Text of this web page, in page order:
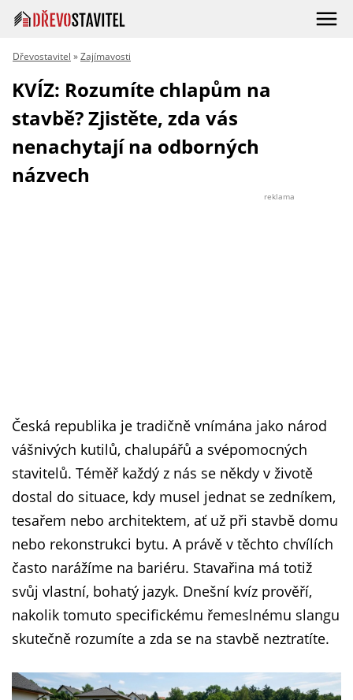
Dřevostavitel »Zajímavosti
KVÍZ: Rozumíte chlapům na
stavbě? Zjistěte, zda vás
nenachytají na odborných
názvech
reklama
Česká republika je tradičně vnímána jako národ
vášnivých kutilů, chalupářů a svépomocných
stavitelů. Téměř každý z nás se někdy v životě
dostal do situace, kdy musel jednat se zedníkem,
tesařem nebo architektem, ať už při stavbě domu
nebo rekonstrukci bytu. A právě v těchto chvílích
často narážíme na bariéru. Stavařina má totiž
svůj vlastní, bohatý jazyk. Dnešní kvíz prověří,
nakolik tomuto specifickému řemeslnému slangu
skutečně rozumíte a zda se na stavbě neztratíte.